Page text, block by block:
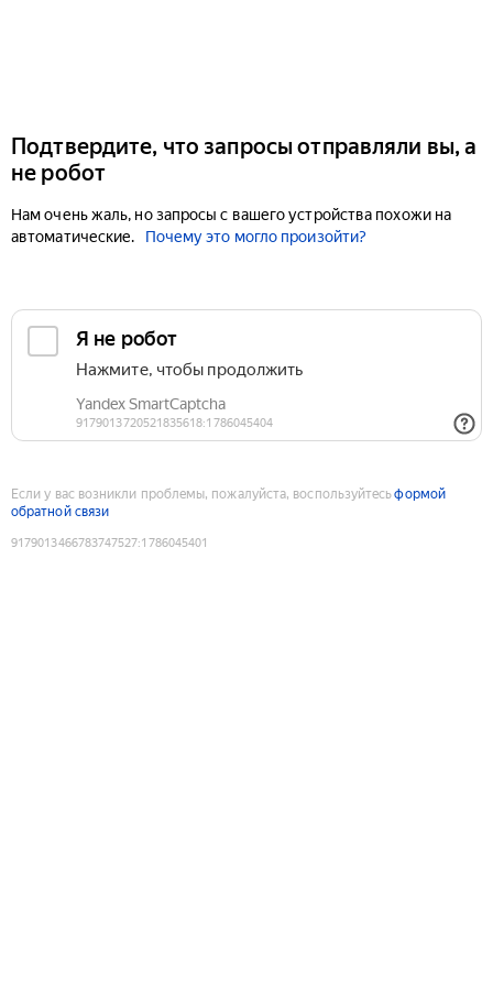
Подтвердите, что запросы отправляли вы, а
не робот
Нам очень жаль, но запросы с вашего устройства похожи на
автоматические.
Почему это могло произойти?
Если у вас возникли проблемы, пожалуйста, воспользуйтесьформой
обратной связи
9179013466783747527:1786045401